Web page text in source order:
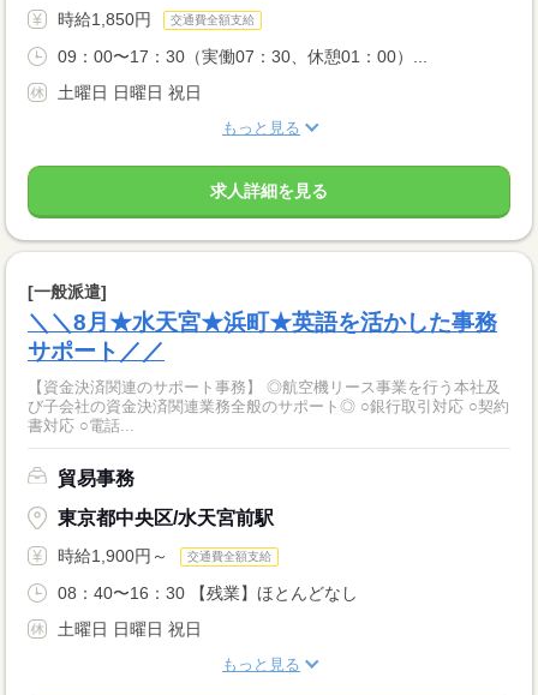
時給1,850円 交通費全額支給
09：00〜17：30（実働07：30、休憩01：00）...
土曜日 日曜日 祝日
もっと見る
求人詳細を見る
[一般派遣]
＼＼8月★水天宮★浜町★英語を活かした事務
サポート／／
【資金決済関連のサポート事務】 ◎航空機リース事業を行う本社及
び子会社の資金決済関連業務全般のサポート◎ ○銀行取引対応 ○契約
書対応 ○電話...
貿易事務
東京都中央区/水天宮前駅
時給1,900円～ 交通費全額支給
08：40〜16：30 【残業】ほとんどなし
土曜日 日曜日 祝日
もっと見る